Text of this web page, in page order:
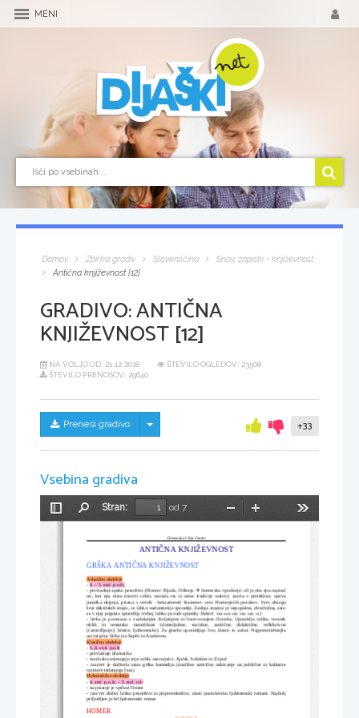
MENI
Domov Zbirka gradiv Slovenščina
Snov, zapiski - književnost
Antična književnost [12]
GRADIVO:ANTIČNA
KNJIŽEVNOST [12]
NA VOLJO OD: 21.12.2018
ŠTEVILO OGLEDOV: 23508
ŠTEVILO PRENOSOV: 29640
Prenesi gradivo Skrij/prikaži meni +33
Vsebina gradiva
Preklopi
Stran:
od 7
Pomanjšaj
Gimnazija Celje Center
ANTIČNA KNJIŽEVNOST
GRŠKA ANTIČNA KNJIŽEVNOST
Arhaično obdobje
- 8. – 5. stol. p.n.št.
- prevladuje epsko pesništvo (Homer: Ilijada, Odiseja  homersko vprašanje: ali je oba epa napisal
on, ker epa nista enoviti celoti, nastala sta iz ustne tradicije aoitov), zazrta v preteklost, opeva
junaška dejanja, pisana v verzih - heksameter( šestomer- verz Homerjevih pesnitev. Verz obsega
šest daktilskih stopic, te lahko nadomestijo spondeji. Zadnja stopica je nepopolna, dvozložna, zato
se v njej pogosto uporablja trohej, lahko pa tudi spondej. Daktil: -uu -uu -uu -uu -uu -u )
- lirika je povezana z vsakdanjim življenjem in čustvovanjem človeka. Uporablja veliko verznih
oblik   in   tematsko   raznolikost   (domoljubne,   socialne,   satirične,   didaktične,   refleksivne
(razmišljanje), himne, ljubezenske). Za glasbo uporabljajo liro, kitaro in aulos. Najpomembnejša
ustvarjalca lirike sta Sapfo in Anakreon.
Klasično obdobje
- 5.,4. stol. p.n.št
- prevladuje dramatika
- med sabo tekmujejo trije veliki ustvarjalci: Ajshil, Sofokles in Evpid
- razcvet je doživela stara grška komedija (značilno satirično odzivanje na politične in kulturne
razmere tedanjega časa)
Helenistično obdobje
- 4. stol. p.n.št. – 5. stol. n.št
- na pisanje je vplival Orient
- razcvet doživi lirsko pesništvo in pripovedništvo, zlasti pustolovsko ljubezenski romani. Najbolj
priljubljen je bil ljubezenski roman
HOMER